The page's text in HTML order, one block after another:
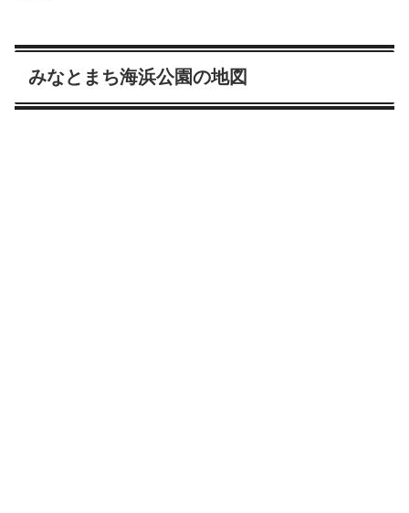
みなとまち海浜公園の地図